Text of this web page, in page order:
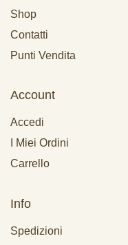
Shop
Contatti
Punti Vendita
Account
Accedi
I Miei Ordini
Carrello
Info
Spedizioni